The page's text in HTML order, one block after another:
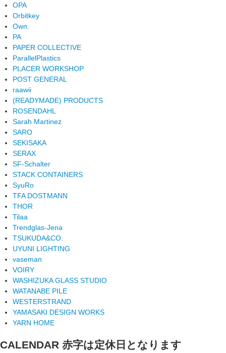
OPA
Orbitkey
Own.
PA
PAPER COLLECTIVE
ParallelPlastics
PLACER WORKSHOP
POST GENERAL
raawii
(READYMADE) PRODUCTS
ROSENDAHL
Sarah Martinez
SARO
SEKISAKA
SERAX
SF-Schalter
STACK CONTAINERS
SyuRo
TFA DOSTMANN
THOR
Tilaa
Trendglas-Jena
TSUKUDA&CO.
UYUNI LIGHTING
vaseman
VOIRY
WASHIZUKA GLASS STUDIO
WATANABE PILE
WESTERSTRAND
YAMASAKI DESIGN WORKS
YARN HOME
CALENDAR 赤字は定休日となります